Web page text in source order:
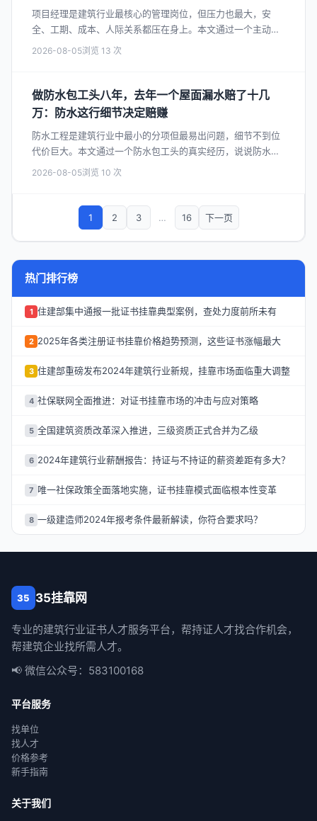
项目经理是建筑行业最核心的管理岗位，但压力也最大，安
全、工期、成本、人际关系都压在身上。本文通过一个主动放
弃项目经理岗位的真实经历，说说这个位置的真实压力。
2026-08-05 13
做防水包工头八年，去年一个屋面漏水赔了十几
万：防水这行细节决定赔赚
防水工程是建筑行业中最小的分项但最易出问题，细节不到位
代价巨大。本文通过一个防水包工头的真实经历，说说防水为
什么难做、最常见的坑、以及做好了值多少钱。
2026-08-05 10
1 2 3 … 16 下一页
热门排行榜
1 住建部集中通报一批证书挂靠典型案例，查处力度前所未有
2 2025年各类注册证书挂靠价格趋势预测，这些证书涨幅最大
3 住建部重磅发布2024年建筑行业新规，挂靠市场面临重大调整
4 社保联网全面推进：对证书挂靠市场的冲击与应对策略
5 全国建筑资质改革深入推进，三级资质正式合并为乙级
6 2024年建筑行业薪酬报告：持证与不持证的薪资差距有多大？
7 唯一社保政策全面落地实施，证书挂靠模式面临根本性变革
8 一级建造师2024年报考条件最新解读，你符合要求吗？
35 35挂靠网
专业的建筑行业证书人才服务平台，帮持证人才找合作机会，
帮建筑企业找所需人才。
📢 微信公众号：583100168
平台服务
找单位
找人才
价格参考
新手指南
关于我们